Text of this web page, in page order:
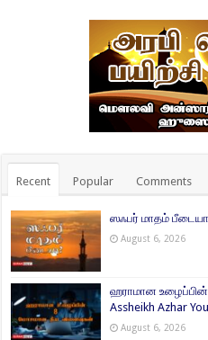
Recent Popular Comments
ஸஃபர் மாதம்
August 6, 2026
ஹராமான
Assheikh Azhar
August 6, 2026